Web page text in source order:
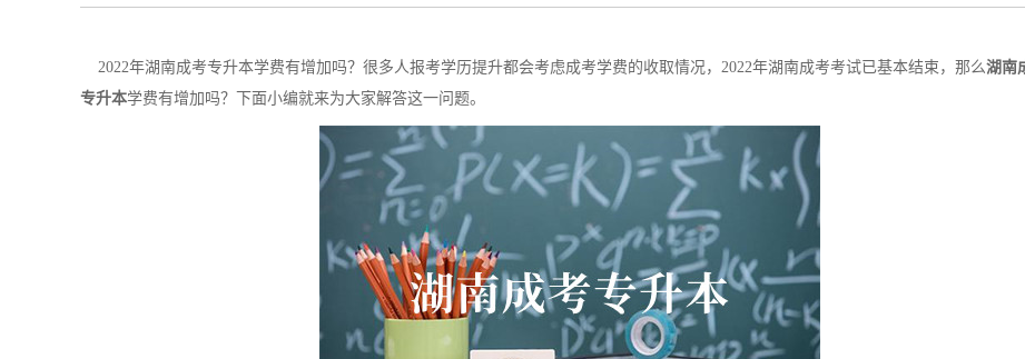
2022年湖南成考专升本学费有增加吗？很多人报考学历提升都会考虑成考学费的收取情况，2022年湖南成考考试已基本结束，那么湖南
专升本学费有增加吗？下面小编就来为大家解答这一问题。
湖南工业大学
招生简章 立即报名
湖南科